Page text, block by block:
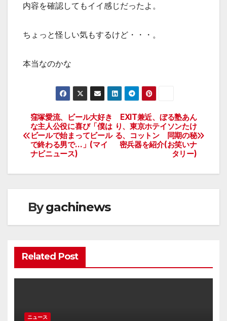
内容を確認してもイイ感じだったよ。
ちょっと怪しい気もするけど・・・。
本当なのかな
投
稿
ナ
ゲ
ー
シ
ョ
EXIT兼近、ぼる塾あん
り、東京ホテイソンたけ
る、コットン 同期の秘
密兵器を紹介(お笑いナ
タリー)
窪塚愛流、ビール大好き
な主人公役に喜び「僕は
ビールで始まってビール
で終わる男で…」(マイ
ナビニュース)
Bygachinews
Related Post
ニュース